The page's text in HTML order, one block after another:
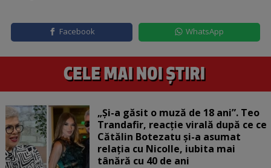
Facebook WhatsApp
„Și-a găsit o muză de 18 ani”. Teo
Trandafir, reacție virală după ce ce
Cătălin Botezatu și-a asumat
relația cu Nicolle, iubita mai
tânără cu 40 de ani